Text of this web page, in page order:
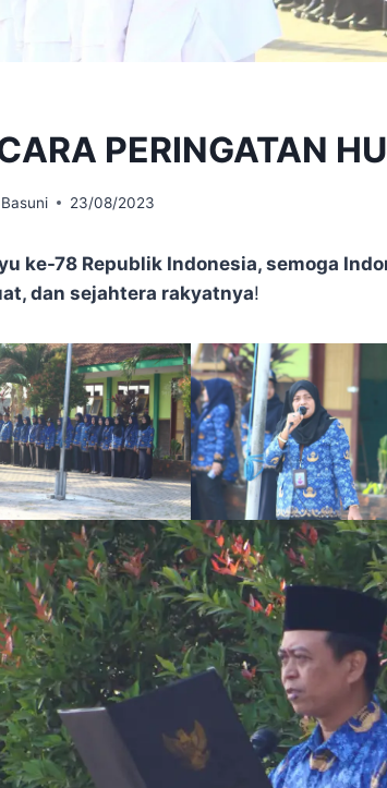
PERINGATAN
23/08/2023
ke-78 Republik Indonesia, semoga
dan sejahtera rakyatnya!